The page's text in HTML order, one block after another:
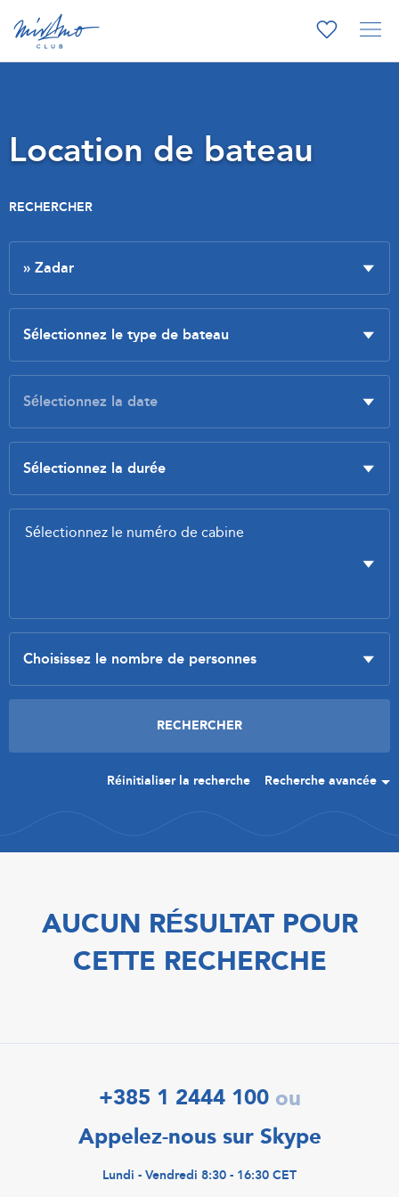
Location de bateau
RECHERCHER
Réinitialiser la recherche Recherche avancée
AUCUN RÉSULTAT POUR
CETTE RECHERCHE
+385 1 2444 100 ou
Appelez-nous sur Skype
Lundi - Vendredi 8:30 - 16:30 CET